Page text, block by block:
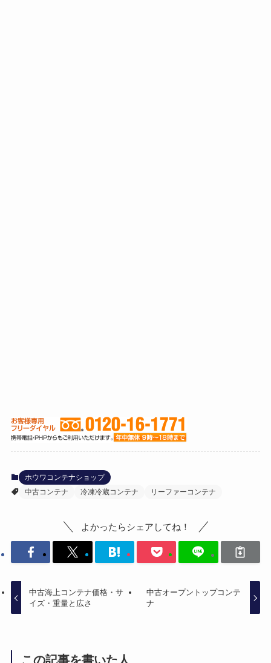
ホウワコンテナショップ
中古コンテナ
冷凍冷蔵コンテナ リーファーコンテナ
よかったらシェアしてね！
中古海上コンテナ価格・サ
イズ・重量と広さ
中古オープントップコンテ
ナ
この記事を書いた人